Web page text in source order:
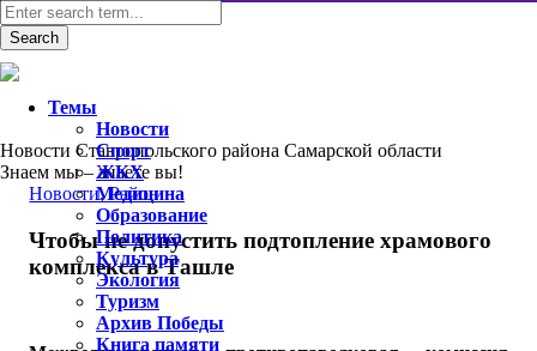
Новости Ставропольского района Самарской области
Знаем мы – знаете вы!
Новости,Район
Чтобы не допустить подтопление храмового
комплекса в Ташле
Темы
Новости
Спорт
ЖКХ
Медицина
Образование
Политика
Культура
Экология
Туризм
Архив Победы
Книга памяти